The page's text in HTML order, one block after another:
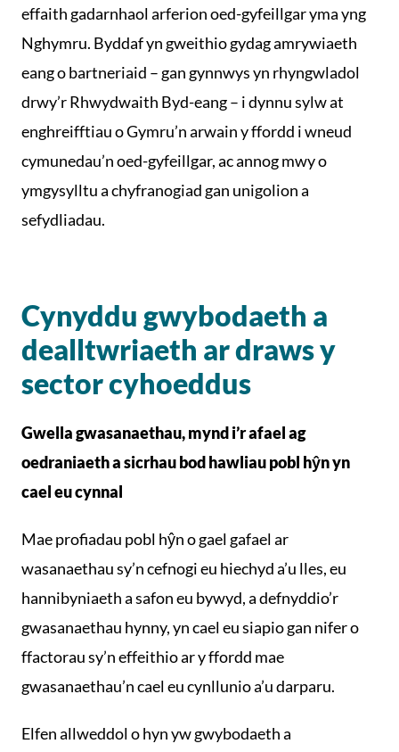
effaith gadarnhaol arferion oed-gyfeillgar yma yng
Nghymru. Byddaf yn gweithio gydag amrywiaeth
eang o bartneriaid – gan gynnwys yn rhyngwladol
drwy’r Rhwydwaith Byd-eang – i dynnu sylw at
enghreifftiau o Gymru’n arwain y ffordd i wneud
cymunedau’n oed-gyfeillgar, ac annog mwy o
ymgysylltu a chyfranogiad gan unigolion a
sefydliadau.
Cynyddu gwybodaeth a
dealltwriaeth ar draws y
sector cyhoeddus
Gwella gwasanaethau, mynd i’r afael ag
oedraniaeth a sicrhau bod hawliau pobl hŷn yn
cael eu cynnal
Mae profiadau pobl hŷn o gael gafael ar
wasanaethau sy’n cefnogi eu hiechyd a’u lles, eu
hannibyniaeth a safon eu bywyd, a defnyddio’r
gwasanaethau hynny, yn cael eu siapio gan nifer o
ffactorau sy’n effeithio ar y ffordd mae
gwasanaethau’n cael eu cynllunio a’u darparu.
Elfen allweddol o hyn yw gwybodaeth a